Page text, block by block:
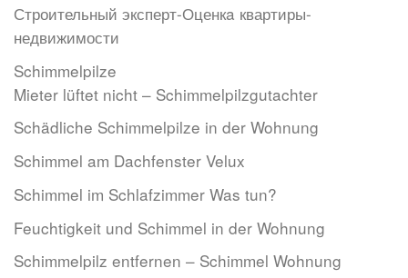
Строительный эксперт-Оценкa квартиры-
недвижимости
Schimmelpilze
Mieter lüftet nicht – Schimmelpilzgutachter
Schädliche Schimmelpilze in der Wohnung
Schimmel am Dachfenster Velux
Schimmel im Schlafzimmer Was tun?
Feuchtigkeit und Schimmel in der Wohnung
Schimmelpilz entfernen – Schimmel Wohnung